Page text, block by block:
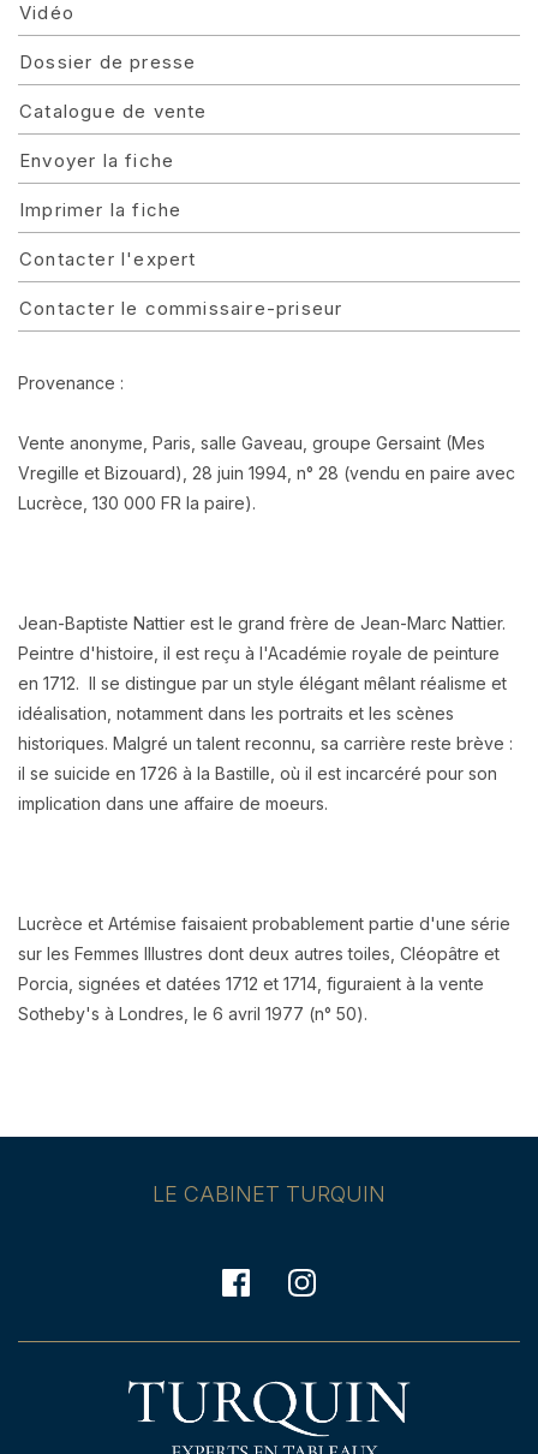
Vidéo
Dossier de presse
Catalogue de vente
Envoyer la fiche
Imprimer la fiche
Contacter l'expert
Contacter le commissaire-priseur
Provenance :
Vente anonyme, Paris, salle Gaveau, groupe Gersaint (Mes
Vregille et Bizouard), 28 juin 1994, n° 28 (vendu en paire avec
Lucrèce, 130 000 FR la paire).
Jean-Baptiste Nattier est le grand frère de Jean-Marc Nattier.
Peintre d'histoire, il est reçu à l'Académie royale de peinture
en 1712. Il se distingue par un style élégant mêlant réalisme et
idéalisation, notamment dans les portraits et les scènes
historiques. Malgré un talent reconnu, sa carrière reste brève :
il se suicide en 1726 à la Bastille, où il est incarcéré pour son
implication dans une affaire de moeurs.
Lucrèce et Artémise faisaient probablement partie d'une série
sur les Femmes Illustres dont deux autres toiles, Cléopâtre et
Porcia, signées et datées 1712 et 1714, figuraient à la vente
Sotheby's à Londres, le 6 avril 1977 (n° 50).
LE CABINET TURQUIN